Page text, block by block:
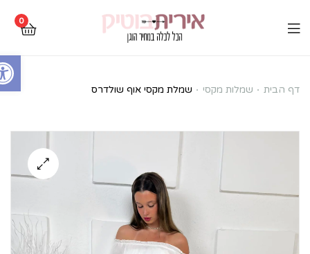
Open toolbar
0
שמלת
דף הבית שמלות מקסי שמלת מקסי אוף שולדרס